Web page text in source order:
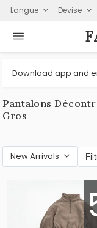
Langue Devise
Download app and
Pantalons
Gros
New Arrivals